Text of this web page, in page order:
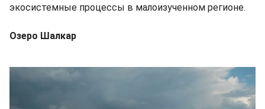
экосистемные процессы в малоизученном регионе.
Озеро Шалкар